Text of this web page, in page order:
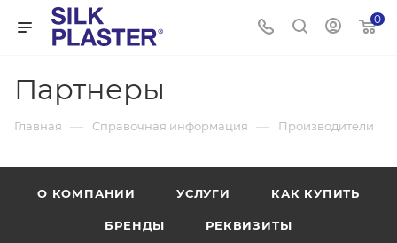
0
Партнеры
Главная — Справочная информация — Производители
О КОМПАНИИ УСЛУГИ КАК КУПИТЬ
БРЕНДЫ РЕКВИЗИТЫ